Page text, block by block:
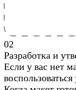
02
Разработка и
Если у вас нет